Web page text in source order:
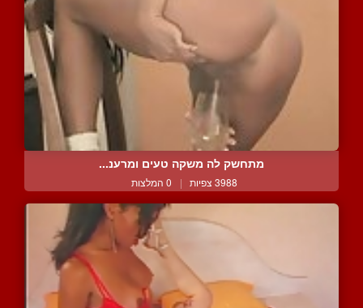
מתחשק לה משקה טעים ומרענ...
3988 צפיות | 0 המלצות